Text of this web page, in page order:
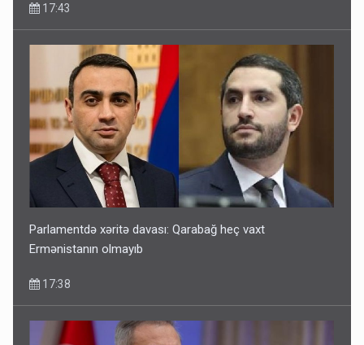
17:43
Parlamentdə xəritə davası: Qarabağ heç vaxt
Ermənistanın olmayıb
17:38